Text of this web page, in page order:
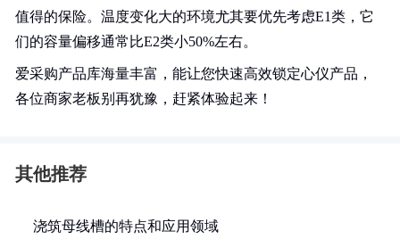
值得的保险。温度变化大的环境尤其要优先考虑E1类，它
们的容量偏移通常比E2类小50%左右。
爱采购产品库海量丰富，能让您快速高效锁定心仪产品，
各位商家老板别再犹豫，赶紧体验起来！
其他推荐
浇筑母线槽的特点和应用领域